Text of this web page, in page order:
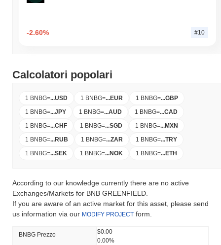
-2.60% #10
Calcolatori popolari
1 BNBG=...USD 1 BNBG=...EUR 1 BNBG=...GBP
1 BNBG=...JPY 1 BNBG=...AUD 1 BNBG=...CAD
1 BNBG=...CHF 1 BNBG=...SGD 1 BNBG=...MXN
1 BNBG=...RUB 1 BNBG=...ZAR 1 BNBG=...TRY
1 BNBG=...SEK 1 BNBG=...NOK 1 BNBG=...ETH
According to our knowledge currently there are no active
Exchanges/Markets for BNB GREENFIELD.
If you are aware of an active market for this asset, please send
us information via our MODIFY PROJECT form.
BNBG Prezzo
$0.00
0.00%